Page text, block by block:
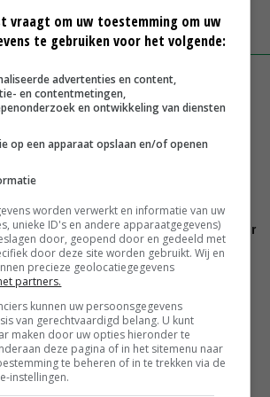
A-ware en Amalthea gaat
voor meer balans’
16:01
vraag naar geitenzuivel blijft
varkensstapel krimpt, pluimveesector
door schaalvergroting
15:20
jezelf niet weg en doe vooral ook waar
van wordt’
13:31
vraagt om uw toestemming om uw
te gebruiken voor het volgende:
advertenties en content,
en contentmetingen,
en ontwikkeling van diensten
op een apparaat opslaan en/of openen
worden verwerkt en informatie van uw
unieke ID's en andere apparaatgegevens)
door, geopend door en gedeeld met
door deze site worden gebruikt. Wij en
precieze geolocatiegegevens
partners.
kunnen uw persoonsgegevens
van gerechtvaardigd belang. U kunt
maken door uw opties hieronder te
deze pagina of in het sitemenu naar
te beheren of in te trekken via de
instellingen.